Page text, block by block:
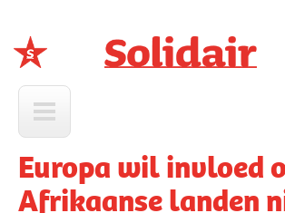
Europa wil invloed
Afrikaanse landen